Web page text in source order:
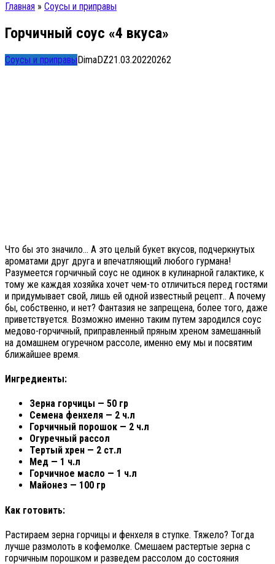
Главная » Соусы и приправы
Горчичный соус «4 вкуса»
Соусы и приправыDimaDZ21.03.20220262
Что бы это значило… А это целый букет вкусов, подчеркнутых
ароматами друг друга и впечатляющий любого гурмана!
Разумеется горчичный соус не одинок в кулинарной галактике, к
тому же каждая хозяйка хочет чем-то отличиться перед гостями
и придумывает свой, лишь ей одной известный рецепт.. А почему
бы, собственно, и нет? Фантазия не запрещена, более того, даже
приветствуется. Возможно именно таким путем зародился соус
медово-горчичный, приправленный пряным хреном замешанный
на домашнем огуречном рассоле, именно ему мы и посвятим
ближайшее время.
Ингредиенты:
Зерна горчицы — 50 гр
Семена фенхеля — 2 ч.л
Горчичный порошок — 2 ч.л
Огуречный рассол
Тертый хрен — 2 ст.л
Мед — 1 ч.л
Горчичное масло — 1 ч.л
Майонез — 100 гр
Как готовить:
Растираем зерна горчицы и фенхеля в ступке. Тяжело? Тогда
лучше размолоть в кофемолке. Смешаем растертые зерна с
горчичным порошком и разведем рассолом до состояния